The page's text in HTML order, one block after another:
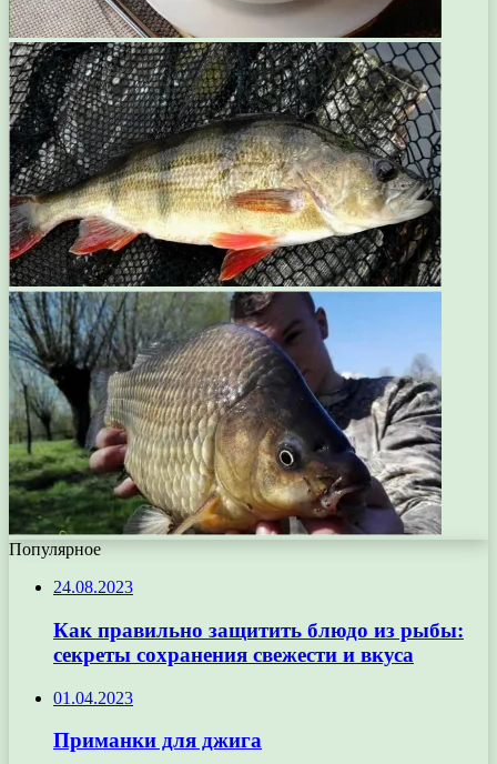
Популярное
24.08.2023
Как правильно защитить блюдо из рыбы:
секреты сохранения свежести и вкуса
01.04.2023
Приманки для джига